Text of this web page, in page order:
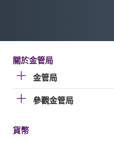
關於金管局
金管局
參觀金管局
貨幣